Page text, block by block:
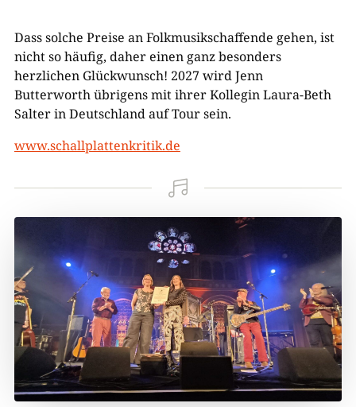
Dass solche Preise an Folkmusikschaffende gehen, ist
nicht so häufig, daher einen ganz besonders
herzlichen Glückwunsch! 2027 wird Jenn
Butterworth übrigens mit ihrer Kollegin Laura-Beth
Salter in Deutschland auf Tour sein.
www.schallplattenkritik.de
